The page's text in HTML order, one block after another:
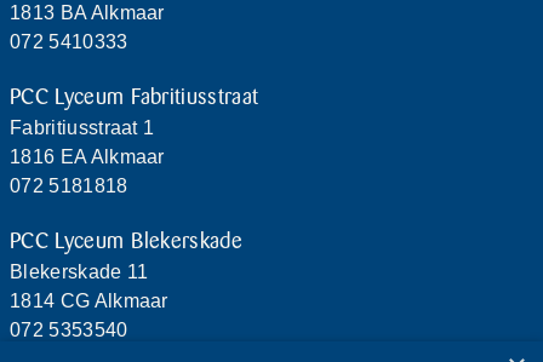
1813 BA Alkmaar
072 5410333
PCC Lyceum Blekerskade
Blekerskade 11
1814 CG Alkmaar
072 5353540
PCC Lyceum Fabritiusstraat
Fabritiusstraat 1
1816 EA Alkmaar
072 5181818